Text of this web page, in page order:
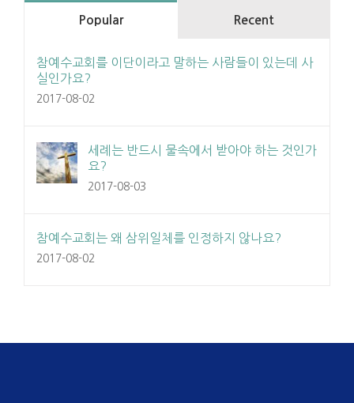
Popular Recent
참예수교회를 이단이라고 말하는 사람들이 있는데 사
실인가요?
2017-08-02
세례는 반드시 물속에서 받아야 하는 것인가
요?
2017-08-03
참예수교회는 왜 삼위일체를 인정하지 않나요?
2017-08-02